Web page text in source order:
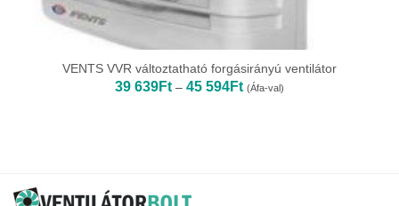
VENTS VVR változtatható forgásirányú ventilátor
39 639Ft – 45 594FtÁrtartomány:
39
(Áfa-val)